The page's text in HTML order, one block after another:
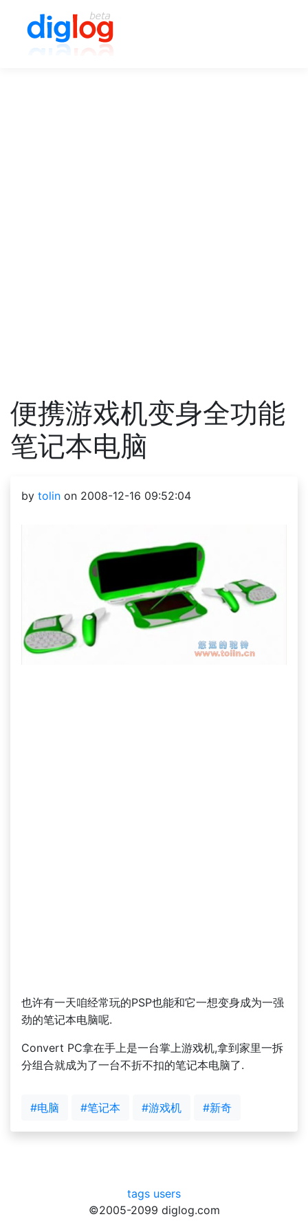
便携游戏机变身全功能
笔记本电脑
by tolin on 2008-12-16 09:52:04
也许有一天咱经常玩的PSP也能和它一想变身成为一强
劲的笔记本电脑呢.
Convert PC拿在手上是一台掌上游戏机,拿到家里一拆
分组合就成为了一台不折不扣的笔记本电脑了.
#电脑 #笔记本 #游戏机 #新奇
tags users
©2005-2099 diglog.com